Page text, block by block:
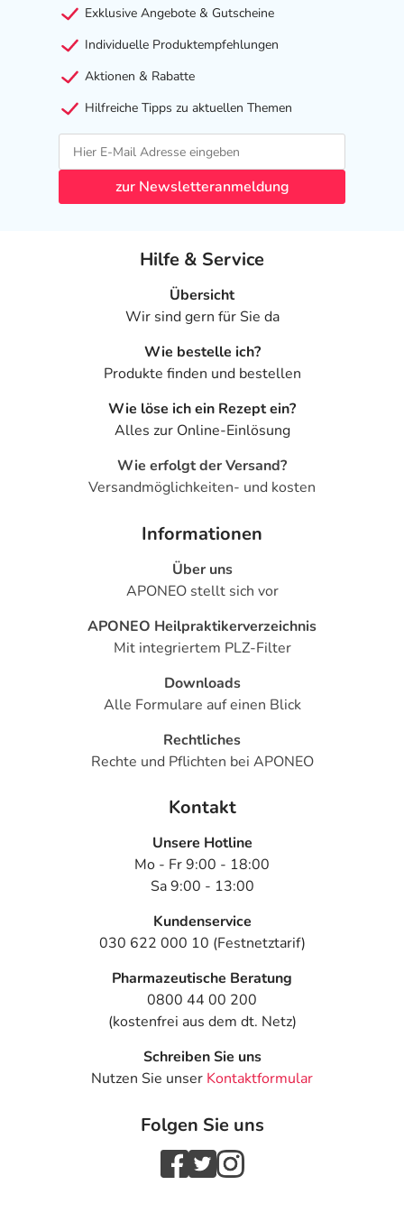
Erkenntnissen abgeraten. Eventuell ist ein Abstillen in
Erwägung zu ziehen.
Ist Ihnen das Arzneimittel trotz einer Gegenanzeige
verordnet worden, sprechen Sie mit Ihrem Arzt oder
Apotheker. Der therapeutische Nutzen kann höher sein,
als das Risiko, das die Anwendung bei einer
Gegenanzeige in sich birgt.
Nebenwirkungen
- Magen-Darm-Beschwerden, wie:
- Magenschleimhautentzündung
- Kopfschmerzen
- Schläfrigkeit
- Herzklappenveränderungen
- Brustschmerzen
- Halbseitenblindheit
- Gesichtsrötung
- Perikarderguss (Flüssigkeitsansammlung im
Bemerken Sie eine Befindlichkeitsstörung oder
an Ihren Arzt oder Apotheker.
Für die Information an dieser Stelle werden vor allem
Nebenwirkungen berücksichtigt, die bei mindestens
einem von 1.000 behandelten Patienten auftreten.
Personen Einzeldosis
einmalige Gabe:
Erwachsene 2 Tabletten
Exklusive Angebote & Gutscheine
Individuelle Produktempfehlungen
Aktionen & Rabatte
Hilfreiche Tipps zu aktuellen Themen
zur Newsletteranmeldung
Hilfe & Service
Übersicht
Wir sind gern für Sie da
Wie bestelle ich?
Produkte finden und bestellen
Wie löse ich ein Rezept ein?
Alles zur Online-Einlösung
Wie erfolgt der Versand?
Versandmöglichkeiten- und kosten
Informationen
Über uns
APONEO stellt sich vor
APONEO Heilpraktikerverzeichnis
Mit integriertem PLZ-Filter
Downloads
Alle Formulare auf einen Blick
Rechtliches
Rechte und Pflichten bei APONEO
Kontakt
Unsere Hotline
Mo - Fr 9:00 - 18:00
Sa 9:00 - 13:00
Kundenservice
030 622 000 10 (Festnetztarif)
Pharmazeutische Beratung
0800 44 00 200
(kostenfrei aus dem dt. Netz)
Schreiben Sie uns
Nutzen Sie unser Kontaktformular
Folgen Sie uns